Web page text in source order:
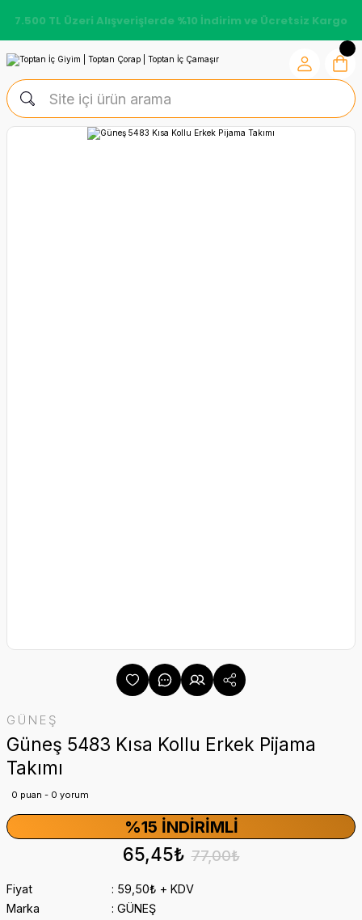
7.500 TL Üzeri Alışverişlerde %10 İndirim ve Ücretsiz Kargo
GÜNEŞ
Güneş 5483 Kısa Kollu Erkek Pijama
Takımı
0 puan - 0 yorum
%15 İNDIRIMLI
65,45₺ 77,00₺
Fiyat
59,50₺ + KDV
Marka
GÜNEŞ